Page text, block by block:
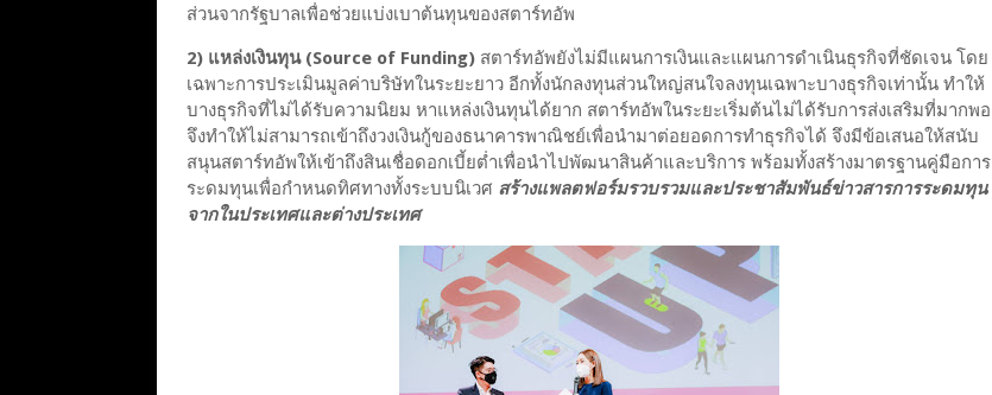
ส่วนจากรัฐบาลเพื่อช่วยแบ่งเบาต้นทุนของสตาร์ทอัพ
2) แหล่งเงินทุน (Source of Funding) สตาร์ทอัพยังไม่มีแผนการเงินและแผนการดำเนินธุรกิจที่ชัดเจน โดย
เฉพาะการประเมินมูลค่าบริษัทในระยะยาว อีกทั้งนักลงทุนส่วนใหญ่สนใจลงทุนเฉพาะบางธุรกิจเท่านั้น ทำให้
บางธุรกิจที่ไม่ได้รับความนิยม หาแหล่งเงินทุนได้ยาก สตาร์ทอัพในระยะเริ่มต้นไม่ได้รับการส่งเสริมที่มากพอ
จึงทำให้ไม่สามารถเข้าถึงวงเงินกู้ของธนาคารพาณิชย์เพื่อนำมาต่อยอดการทำธุรกิจได้ จึงมีข้อเสนอให้สนับ
สนุนสตาร์ทอัพให้เข้าถึงสินเชื่อดอกเบี้ยต่ำเพื่อนำไปพัฒนาสินค้าและบริการ พร้อมทั้งสร้างมาตรฐานคู่มือการ
ระดมทุนเพื่อกำหนดทิศทางทั้งระบบนิเวศ สร้างแพลตฟอร์มรวบรวมและประชาสัมพันธ์ข่าวสารการระดมทุน
จากในประเทศและต่างประเทศ